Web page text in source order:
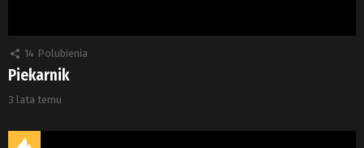
14 Polubienia
Piekarnik
3 lata temu